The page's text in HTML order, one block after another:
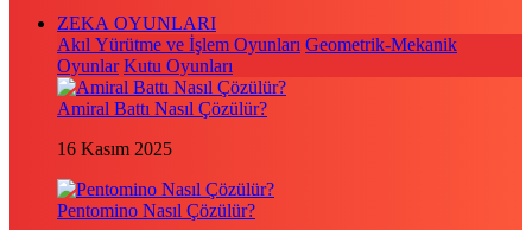
ZEKA OYUNLARI
Akıl Yürütme ve İşlem Oyunları Geometrik-Mekanik
Oyunlar Kutu Oyunları
Amiral Battı Nasıl Çözülür?
16 Kasım 2025
Pentomino Nasıl Çözülür?